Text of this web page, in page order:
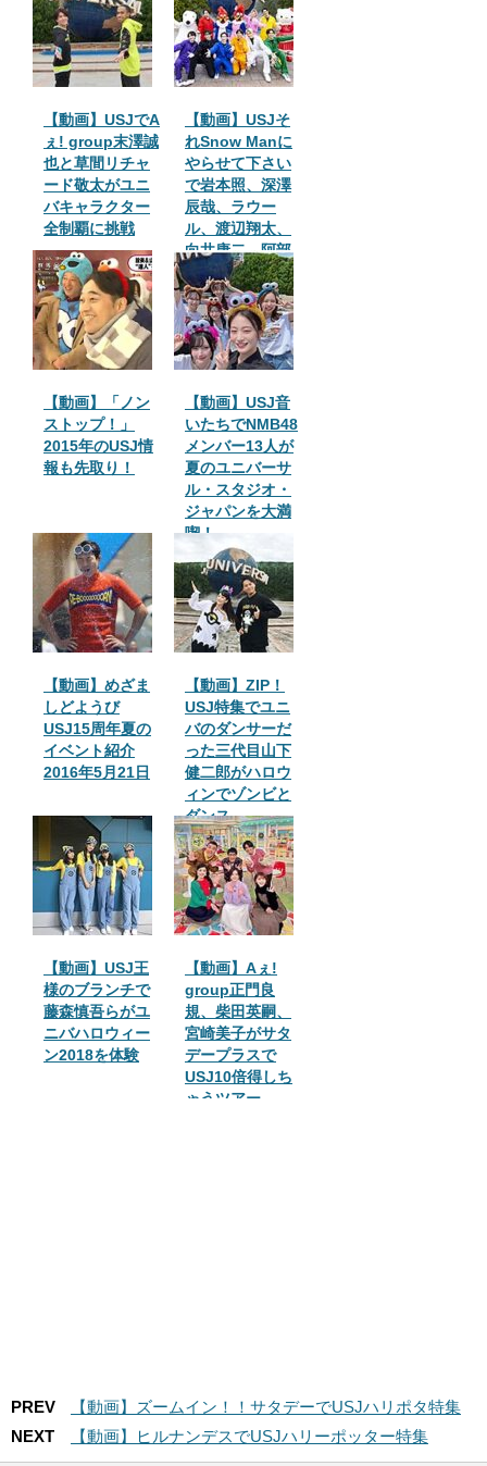
【動画】USJでA
ぇ! group末澤誠
也と草間リチャ
ード敬太がユニ
バキャラクター
全制覇に挑戦
【動画】USJそ
れSnow Manに
やらせて下さい
で岩本照、深澤
辰哉、ラウー
ル、渡辺翔太、
向井康二、阿部
亮平、目黒蓮、
宮舘涼太、佐久
間大介の全員で
USJへ！
【動画】「ノン
ストップ！」
2015年のUSJ情
報も先取り！
【動画】USJ音
いたちでNMB48
メンバー13人が
夏のユニバーサ
ル・スタジオ・
ジャパンを大満
喫！
【動画】めざま
しどようび
USJ15周年夏の
イベント紹介
2016年5月21日
【動画】ZIP！
USJ特集でユニ
バのダンサーだ
った三代目山下
健二郎がハロウ
ィンでゾンビと
ダンス
【動画】USJ王
様のブランチで
藤森慎吾らがユ
ニバハロウィー
ン2018を体験
【動画】Aぇ!
group正門良
規、柴田英嗣、
宮崎美子がサタ
デープラスで
USJ10倍得しち
ゃうツアー
PREV
【動画】ズームイン！！サタデーでUSJハリポタ特集
NEXT
【動画】ヒルナンデスでUSJハリーポッター特集